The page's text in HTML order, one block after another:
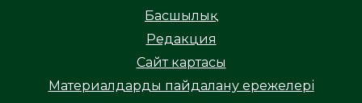
Басшылық
Редакция
Сайт картасы
Материалдарды пайдалану ережелері